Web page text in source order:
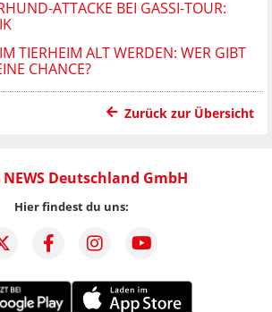
ATTACKE BEI GASSI-TOUR:
TIERHEIM ALT WERDEN: WER GIBT
CHANCE?
Zurück zur Übersicht
NEWS Deutschland GmbH
Hier findest du uns: